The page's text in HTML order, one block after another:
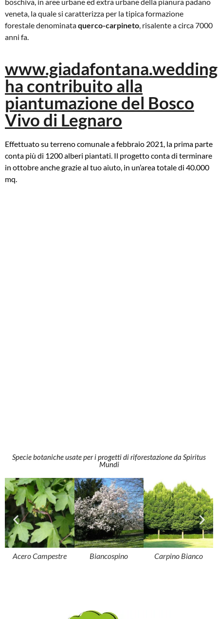
veneta, la quale si caratterizza per la tipica formazione
forestale denominataquerco-carpineto, risalente a circa 7000
anni fa.
www.giadafontana.wedding
ha contribuito alla
piantumazione del Bosco
Vivo di Legnaro​
Effettuato su terreno comunale a febbraio 2021, la prima parte
conta più di 1200 alberi piantati. Il progetto conta di terminare
in ottobre anche grazie al tuo aiuto, in un’area totale di 40.000
mq.
Specie botaniche usate per i progetti di riforestazione da Spiritus
Mundi
Acero Campestre Biancospino Carpino Bianco